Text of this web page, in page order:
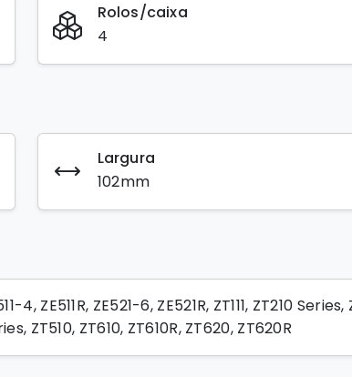
Rolos/caixa
4
Largura
102mm
ZE511R, ZE521-6, ZE521R, ZT111, ZT210 Series,
ZT510, ZT610, ZT610R, ZT620, ZT620R